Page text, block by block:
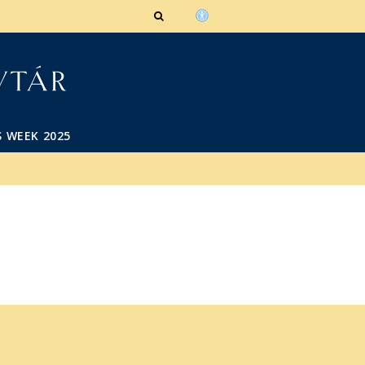
WEEK 2025